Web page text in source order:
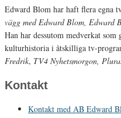
Edward Blom har haft flera egna
vägg med Edward Blom, Edward
Han har dessutom medverkat
kulturhistoria i åtskilliga tv-
Fredrik, TV4 Nyhetsmorgon,
Kontakt
Kontakt med AB Edward